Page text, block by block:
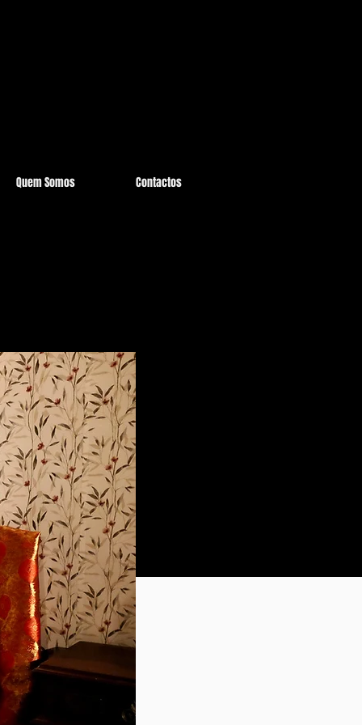
Quem Somos Contactos